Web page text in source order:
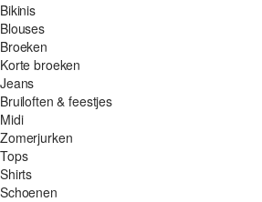
Bikinis
Blouses
Broeken
Korte broeken
Jeans
Bruiloften & feestjes
Midi
Zomerjurken
Tops
Shirts
Schoenen